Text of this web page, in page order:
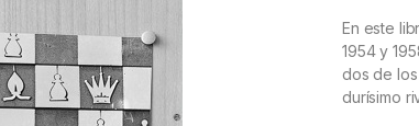
En este
1954 y
dos de
durísimo